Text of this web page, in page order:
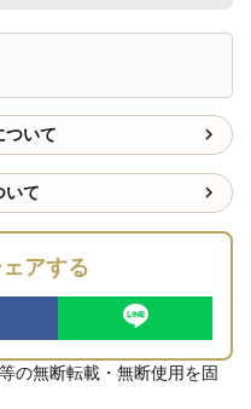
ついて
いて
アする
の無断転載・無断使用を固